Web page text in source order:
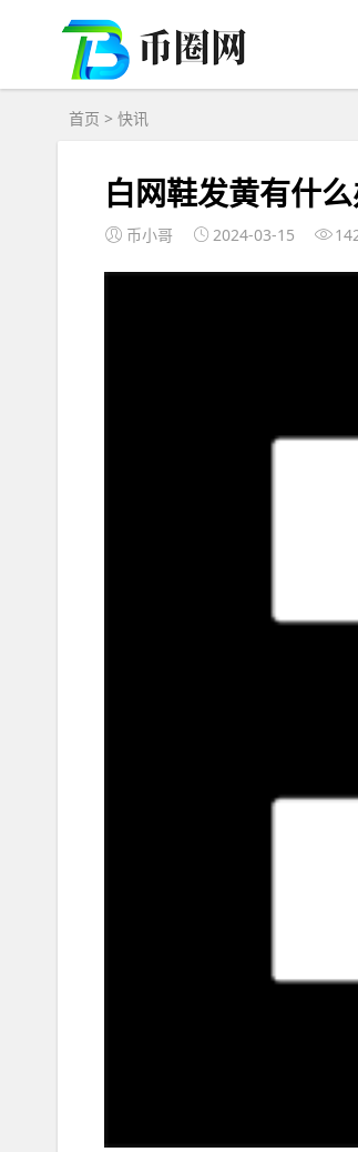
首页 > 快讯
白网鞋发黄有什
币小哥 2024-03-15